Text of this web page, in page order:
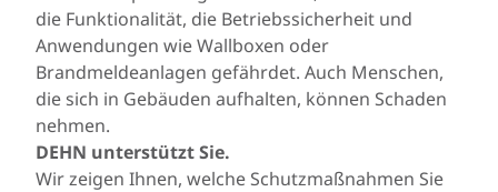
die Funktionalität, die Betriebssicherheit und
Anwendungen wie Wallboxen oder
Brandmeldeanlagen gefährdet. Auch Menschen,
die sich in Gebäuden aufhalten, können Schaden
nehmen.
DEHN unterstützt Sie.
Wir zeigen Ihnen, welche Schutzmaßnahmen Sie